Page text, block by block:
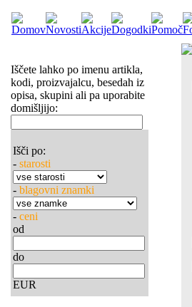
Iščete lahko po imenu artikla,
kodi, proizvajalcu, besedah iz
opisa, skupini ali pa uporabite
domišljijo:
Išči po:
- starosti
- blagovni znamki
- ceni
od
do
EUR